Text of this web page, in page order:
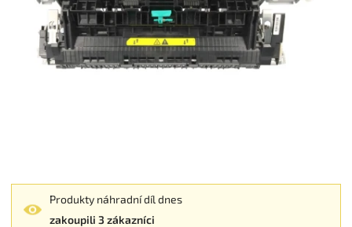
Produkty náhradní díl dnes
zakoupili 3 zákazníci